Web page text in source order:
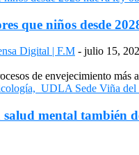
que niños desde
Digital | F.M - julio 15,
de envejecimiento
mental también